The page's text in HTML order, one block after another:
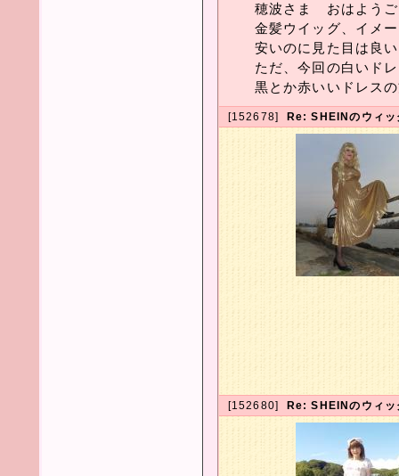
穂波さま おはよう
金髪ウイッグ、イメ
安いのに見た目は良
ただ、今回の白いド
黒とか赤いいドレス
[152678] Re: SHEINのウィッ
[152680] Re: SHEINのウィッ